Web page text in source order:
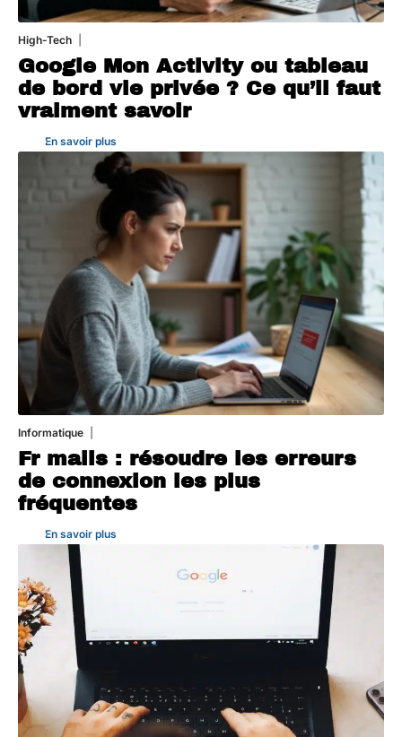
High-Tech
Google Mon Activity ou tableau
de bord vie privée ? Ce qu’il faut
vraiment savoir
En savoir plus
Informatique
Fr mails : résoudre les erreurs
de connexion les plus
fréquentes
En savoir plus